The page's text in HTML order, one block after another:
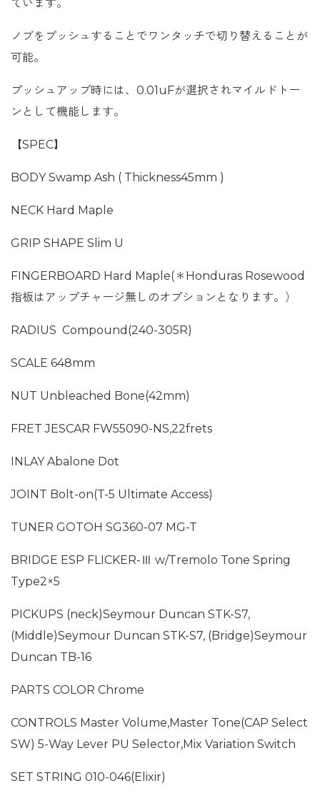
ています。
ノブをプッシュすることでワンタッチで切り替えることが
可能。
プッシュアップ時には、0.01uFが選択されマイルドトー
ンとして機能します。
【SPEC】
BODY Swamp Ash ( Thickness45mm )
NECK Hard Maple
GRIP SHAPE Slim U
FINGERBOARD Hard Maple(＊Honduras Rosewood
指板はアップチャージ無しのオプションとなります。）
RADIUS Compound(240-305R)
SCALE 648mm
NUT Unbleached Bone(42mm)
FRET JESCAR FW55090-NS,22frets
INLAY Abalone Dot
JOINT Bolt-on(T-5 Ultimate Access)
TUNER GOTOH SG360-07 MG-T
BRIDGE ESP FLICKER-Ⅲ w/Tremolo Tone Spring
Type2×5
PICKUPS (neck)Seymour Duncan STK-S7,
(Middle)Seymour Duncan STK-S7, (Bridge)Seymour
Duncan TB-16
PARTS COLOR Chrome
CONTROLS Master Volume,Master Tone(CAP Select
SW) 5-Way Lever PU Selector,Mix Variation Switch
SET STRING 010-046(Elixir)